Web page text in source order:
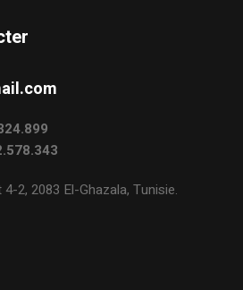
2, 2083 El-Ghazala, Tunisie.